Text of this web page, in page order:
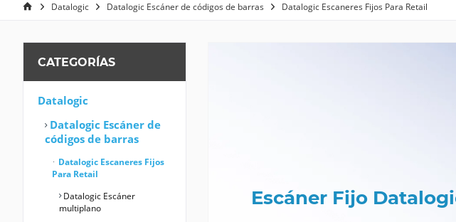
Datalogic Datalogic Escáner de códigos de barras Datalogic Escaneres Fijos Para Retail
CATEGORÍAS
Datalogic
Datalogic Escáner de
códigos de barras
Datalogic Escaneres Fijos
Para Retail
Datalogic Escáner
multiplano
Escáner Fijo